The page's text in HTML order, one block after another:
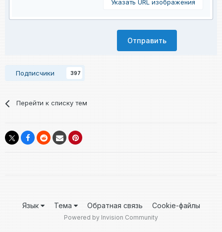
Указать URL изображения
Отправить
Подписчики 397
Перейти к списку тем
Язык Тема Обратная связь Cookie-файлы
Powered by Invision Community